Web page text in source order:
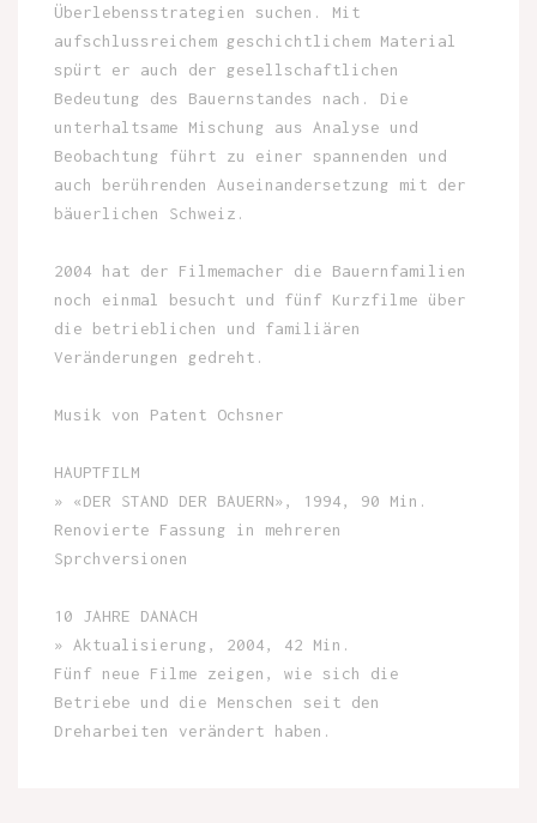
Überlebensstrategien suchen. Mit
aufschlussreichem geschichtlichem Material
spürt er auch der gesellschaftlichen
Bedeutung des Bauernstandes nach. Die
unterhaltsame Mischung aus Analyse und
Beobachtung führt zu einer spannenden und
auch berührenden Auseinandersetzung mit der
bäuerlichen Schweiz.
2004 hat der Filmemacher die Bauernfamilien
noch einmal besucht und fünf Kurzfilme über
die betrieblichen und familiären
Veränderungen gedreht.
Musik von Patent Ochsner
HAUPTFILM
» «DER STAND DER BAUERN», 1994, 90 Min.
Renovierte Fassung in mehreren
Sprchversionen
10 JAHRE DANACH
» Aktualisierung, 2004, 42 Min.
Fünf neue Filme zeigen, wie sich die
Betriebe und die Menschen seit den
Dreharbeiten verändert haben.